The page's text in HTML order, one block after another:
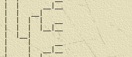
|  |      __|__
|  |   __|
|  |  |  |   __
|  |  |  |__|__
|  |__|
|     |      __
|     |   __|__